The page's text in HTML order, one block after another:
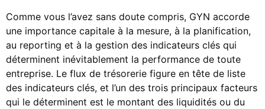
Comme vous l’avez sans doute compris, GYN accorde
une importance capitale à la mesure, à la planification,
au reporting et à la gestion des indicateurs clés qui
déterminent inévitablement la performance de toute
entreprise. Le flux de trésorerie figure en tête de liste
des indicateurs clés, et l’un des trois principaux facteurs
qui le déterminent est le montant des liquidités ou du